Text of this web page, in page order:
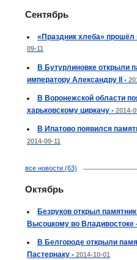
Сентябрь
«Праздник хлеба» прошёл
09-11
В Бутурлиновке открыли
императору Александру II -
В Воронежской области
харьковскому циркачу - 2014-
В Ипатово появился
2014-09-11
все новости (63)
Октябрь
Безруков открыл
Высоцкому во Владивостоке
В Белгороде открыли
Пастернаку - 2014-10-01